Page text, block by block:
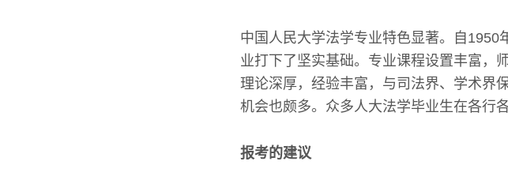
中国人民大学法学专业特色显著。自
业打下了坚实基础。专业课程设置丰富，
理论深厚，经验丰富，与司法界、学术界
机会也颇多。众多人大法学毕业生在各行
报考的建议